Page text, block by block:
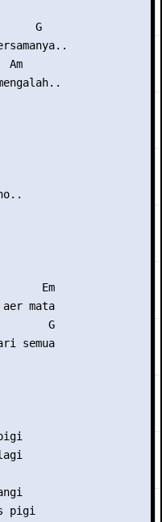
G
Am
Em
mata
G
semua
pigi